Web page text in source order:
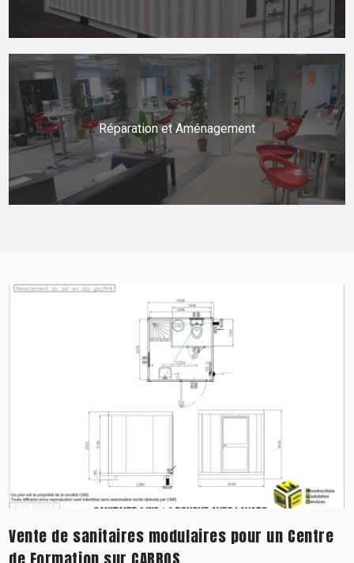
Réparation et Aménagement
Vente de sanitaires modulaires pour un Centre